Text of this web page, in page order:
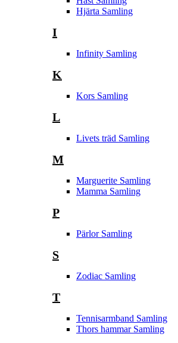
Hjärta Samling
I
Infinity Samling
K
Kors Samling
L
Livets träd Samling
M
Marguerite Samling
Mamma Samling
P
Pärlor Samling
S
Zodiac Samling
T
Tennisarmband Samling
Thors hammar Samling